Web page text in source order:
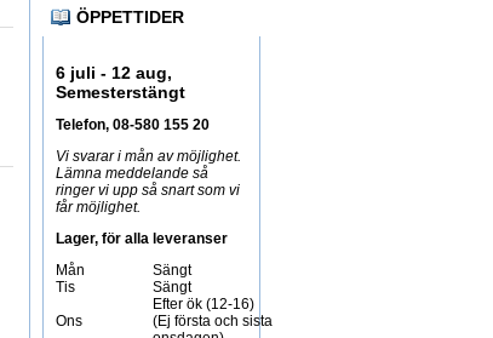
ÖPPETTIDER
6 juli - 12 aug,
Semesterstängt
Telefon, 08-580 155 20
Vi svarar i mån av möjlighet.
Lämna meddelande så
ringer vi upp så snart som vi
får möjlighet.
Lager, för alla leveranser
Mån
Sängt
Tis
Sängt
Ons
Efter ök (12-16)
(Ej första och sista